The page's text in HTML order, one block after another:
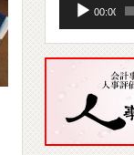
00:00